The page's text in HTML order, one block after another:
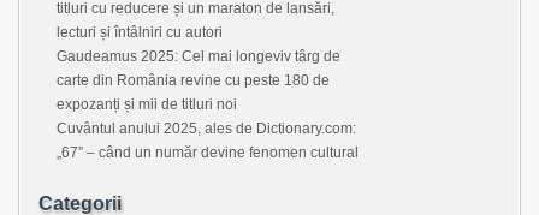
titluri cu reducere și un maraton de lansări,
lecturi și întâlniri cu autori
Gaudeamus 2025: Cel mai longeviv târg de
carte din România revine cu peste 180 de
expozanți și mii de titluri noi
Cuvântul anului 2025, ales de Dictionary.com:
„67” – când un număr devine fenomen cultural
Categorii